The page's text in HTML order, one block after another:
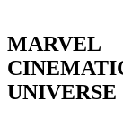
MARVEL
UNIVERSE